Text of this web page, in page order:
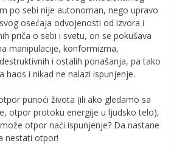
po sebi nije autonoman, nego upravo
osećaja odvojenosti od izvora i
priča o sebi i svetu, on se pokušava
manipulacije, konformizma,
i ostalih ponašanja, pa tako
haos i nikad ne nalazi ispunjenje.
punoći života (ili ako gledamo sa
otpor protoku energije u ljudsko telo),
otpor naći ispunjenje? Da nastane
nestati otpor!